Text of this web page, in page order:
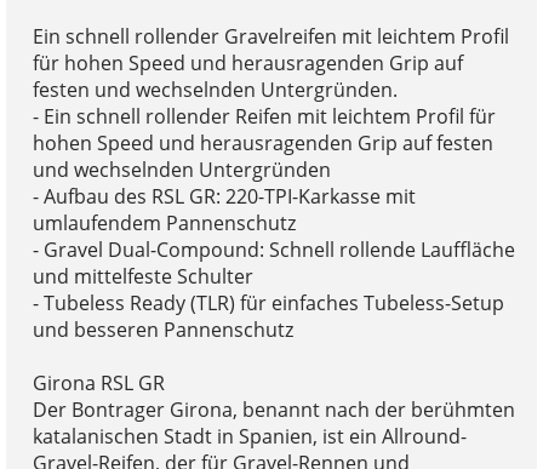
Ein schnell rollender Gravelreifen mit leichtem Profil
für hohen Speed und herausragenden Grip auf
festen und wechselnden Untergründen.
- Ein schnell rollender Reifen mit leichtem Profil für
hohen Speed und herausragenden Grip auf festen
und wechselnden Untergründen
- Aufbau des RSL GR: 220-TPI-Karkasse mit
umlaufendem Pannenschutz
- Gravel Dual-Compound: Schnell rollende Lauffläche
und mittelfeste Schulter
- Tubeless Ready (TLR) für einfaches Tubeless-Setup
und besseren Pannenschutz
Girona RSL GR
Der Bontrager Girona, benannt nach der berühmten
katalanischen Stadt in Spanien, ist ein Allround-
Gravel-Reifen, der für Gravel-Rennen und